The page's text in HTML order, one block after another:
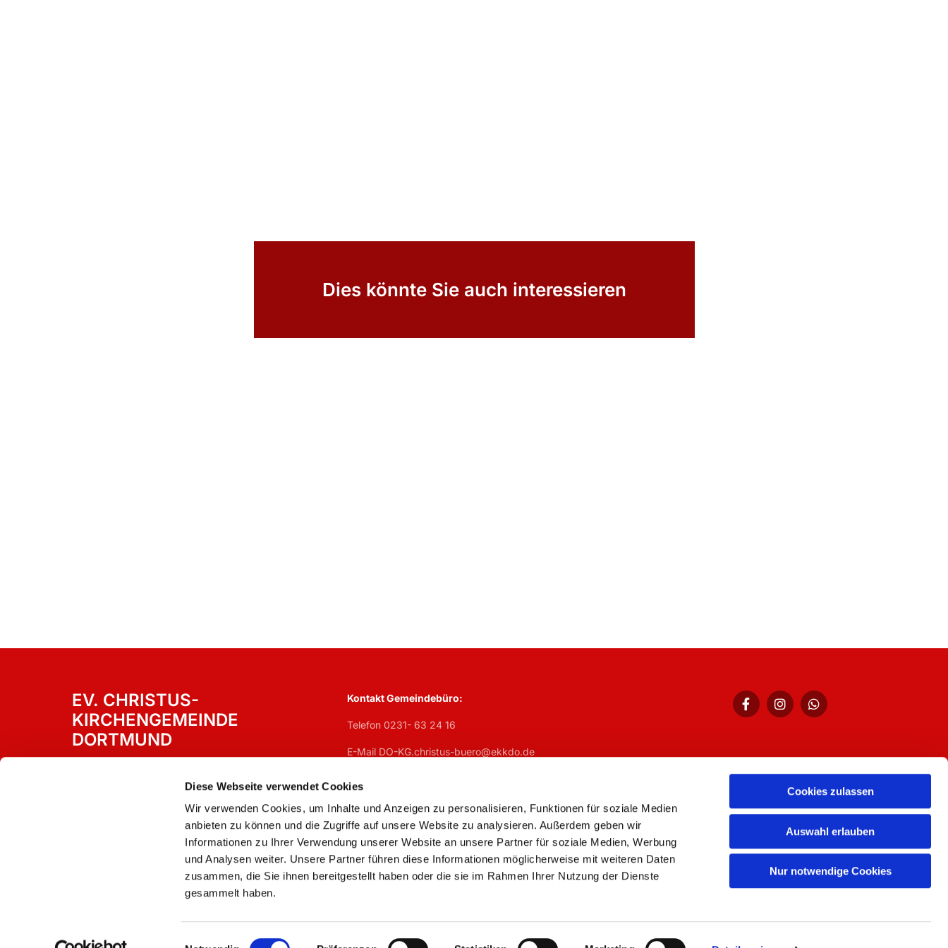
Diese Webseite verwendet Cookies
Wir verwenden Cookies, um Inhalte und Anzeigen zu personalisieren, Funktionen für soziale Medien
anbieten zu können und die Zugriffe auf unsere Website zu analysieren. Außerdem geben wir
Informationen zu Ihrer Verwendung unserer Website an unsere Partner für soziale Medien, Werbung
und Analysen weiter. Unsere Partner führen diese Informationen möglicherweise mit weiteren Daten
zusammen, die Sie ihnen bereitgestellt haben oder die sie im Rahmen Ihrer Nutzung der Dienste
gesammelt haben.
Einwilligungsauswahl
Cookies zulassen
Auswahl erlauben
Nur notwendige Cookies
Dies könnte Sie auch interessieren
EV. CHRISTUS-
KIRCHENGEMEINDE
DORTMUND
Kontakt Gemeindebüro:
Telefon 0231- 63 24 16
E-Mail DO-KG.christus-buero@ekkdo.de
Mogeschlosen,
Do geschlossen,Fr7:30 – 13 Uhr